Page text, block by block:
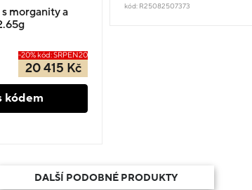
morganity a
-20% kód: SRPEN20
20 415 Kč
kódem
kód: R25082507373
DALŠÍ PODOBNÉ PRODUKTY